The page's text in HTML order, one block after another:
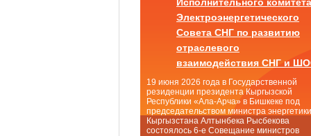
Электроэнергетического
Совета СНГ по развитию
отраслевого
взаимодействия СНГ и
19 июня 2026 года в Государственной
резиденции президента Кыргызской
Республики «Ала-Арча» в Бишкеке под
председательством министра энергетики
Кыргызстана Алтынбека Рысбекова
состоялось 6-е Совещание министров